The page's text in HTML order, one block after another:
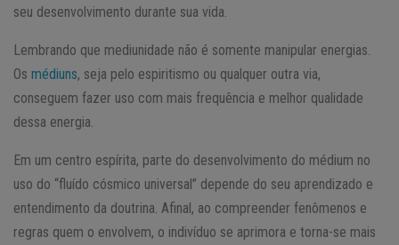
seu desenvolvimento durante sua vida.
Lembrando que mediunidade não é somente manipular energias.
Os médiuns, seja pelo espiritismo ou qualquer outra via,
conseguem fazer uso com mais frequência e melhor qualidade
dessa energia.
Em um centro espírita, parte do desenvolvimento do médium no
uso do “fluído cósmico universal” depende do seu aprendizado e
entendimento da doutrina. Afinal, ao compreender fenômenos e
regras quem o envolvem, o indivíduo se aprimora e torna-se mais